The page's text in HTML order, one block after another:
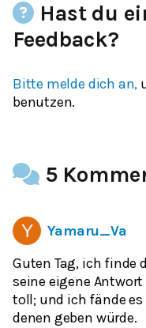
Hast du
Feedback?
Bitte melde dich an,
benutzen.
5
Yamaru_Va
Guten Tag, ich finde
seine eigene
toll; und ich fände
denen geben würde.